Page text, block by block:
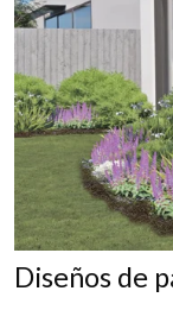
Diseños de